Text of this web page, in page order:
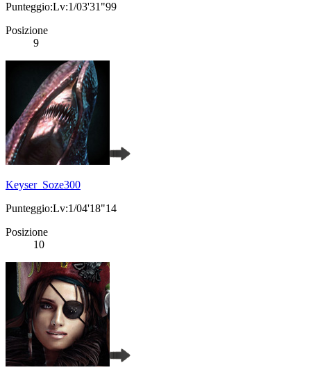
Punteggio:Lv:1/03'31"99
Posizione
9
Keyser_Soze300
Punteggio:Lv:1/04'18"14
Posizione
10